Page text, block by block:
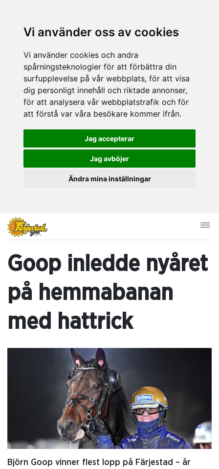
Vi använder oss av cookies
Vi använder cookies och andra
spårningsteknologier för att förbättra din
surfupplevelse på vår webbplats, för att visa
dig personligt innehåll och riktade annonser,
för att analysera vår webbplatstrafik och för
att förstå var våra besökare kommer ifrån.
Jag accepterar
Jag avböjer
Ändra mina inställningar
Goop inledde nyåret
på hemmabanan
med hattrick
Björn Goop vinner flest lopp på Färjestad – år